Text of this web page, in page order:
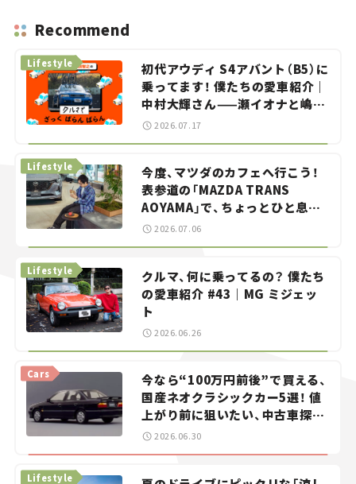
Recommend
初代アウディ S4アバント（B5）に
乗ってます！ 僕たちの愛車紹介｜
中村大輝さん——瀬イオナと嶋田
智之の「クルマでざっくばらんば
Lifestyle
2026.07.17
今度、マツダのカフェへ行こう！
表参道の「MAZDA TRANS
AOYAMA」で、ちょっとひと息。
——連載｜CCGとクルマでどうす
Lifestyle
2026.07.06
クルマ、何に乗ってるの？ 僕たち
の愛車紹介 #43｜MG ミジェッ
ト
Lifestyle
2026.06.26
今なら“100万円前後”で買える、
国産ネオクラシックカー5選！ 値
上がり前に狙いたい、中古車探し
をお手伝い――ちょっとイケてるマ
Cars
2026.06.30
Lifestyle